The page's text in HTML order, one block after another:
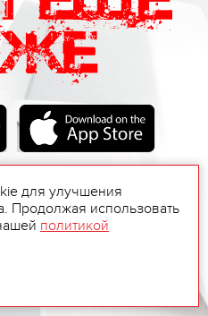
для улучшения
Продолжая использовать
политикой